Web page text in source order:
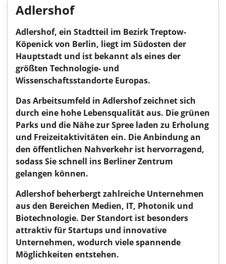
Adlershof
Adlershof, ein Stadtteil im Bezirk Treptow-
Köpenick von Berlin, liegt im Südosten der
Hauptstadt und ist bekannt als eines der
größten Technologie- und
Wissenschaftsstandorte Europas.
Das Arbeitsumfeld in Adlershof zeichnet sich
durch eine hohe Lebensqualität aus. Die grünen
Parks und die Nähe zur Spree laden zu Erholung
und Freizeitaktivitäten ein. Die Anbindung an
den öffentlichen Nahverkehr ist hervorragend,
sodass Sie schnell ins Berliner Zentrum
gelangen können.
Adlershof beherbergt zahlreiche Unternehmen
aus den Bereichen Medien, IT, Photonik und
Biotechnologie. Der Standort ist besonders
attraktiv für Startups und innovative
Unternehmen, wodurch viele spannende
Möglichkeiten entstehen.